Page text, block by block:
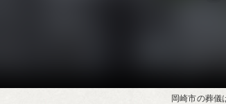
岡崎市の葬儀